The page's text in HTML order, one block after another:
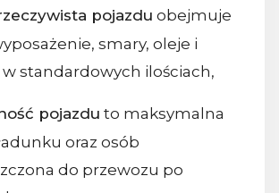
pojazdu obejmuje
smary, oleje i
standardowych ilościach,
pojazdu to maksymalna
oraz osób
do przewozu po